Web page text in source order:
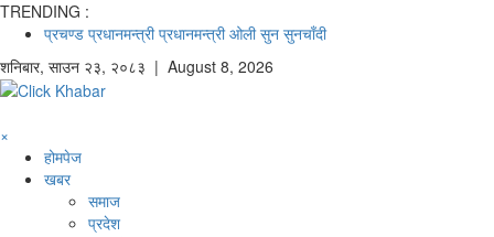
TRENDING :
प्रचण्ड प्रधानमन्त्री प्रधानमन्त्री ओली सुन सुनचाँदी
शनिबार, साउन २३, २०८३ | August 8, 2026
×
होमपेज
खबर
समाज
प्रदेश